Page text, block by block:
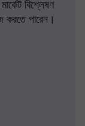
বিশ্লেষণ
করতে পারেন।